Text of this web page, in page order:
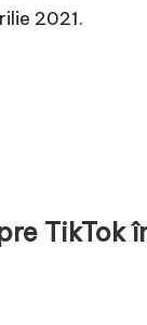
2021.
TikTok